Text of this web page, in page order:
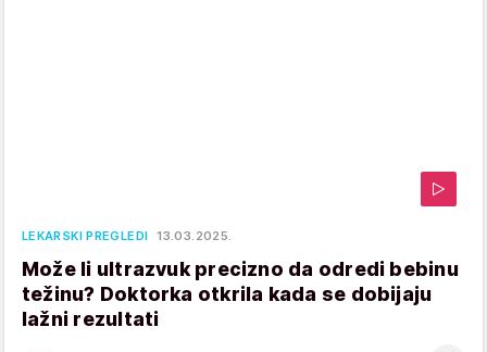
LEKARSKI PREGLEDI 13.03.2025.
Može li ultrazvuk precizno da odredi bebinu
težinu? Doktorka otkrila kada se dobijaju
lažni rezultati